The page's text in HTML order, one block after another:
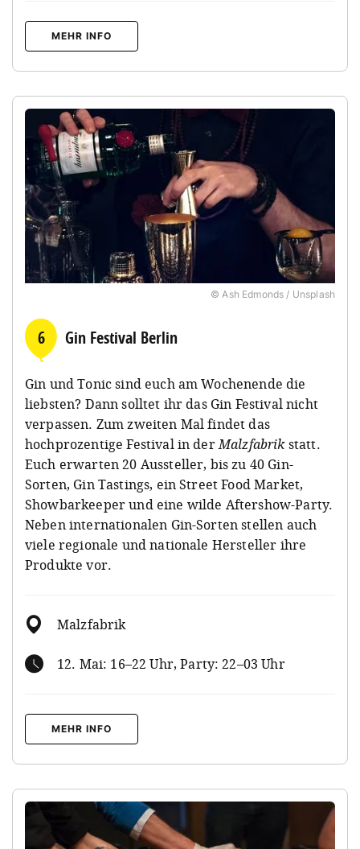
MEHR INFO
© Ash Edmonds / Unsplash
6 Gin Festival Berlin
Gin und Tonic sind euch am Wochenende die
liebsten? Dann solltet ihr das Gin Festival nicht
verpassen. Zum zweiten Mal findet das
hochprozentige Festival in derMalzfabrikstatt.
Euch erwarten 20 Aussteller, bis zu 40 Gin-
Sorten, Gin Tastings, ein Street Food Market,
Showbarkeeper und eine wilde Aftershow-Party.
Neben internationalen Gin-Sorten stellen auch
viele regionale und nationale Hersteller ihre
Produkte vor.
Malzfabrik
12. Mai: 16–22 Uhr, Party: 22–03 Uhr
MEHR INFO